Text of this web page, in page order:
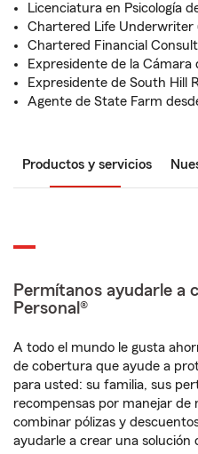
Licenciatura en Psicología
Chartered Life Underwriter
Chartered Financial
Expresidente de la Cámara
Expresidente de South Hill
Agente de State Farm
Productos y servicios
Permítanos ayudarle a
Personal®
A todo el mundo le gusta
de cobertura que ayude a
para usted: su familia, sus
recompensas por manejar de
combinar pólizas y
ayudarle a crear una solución